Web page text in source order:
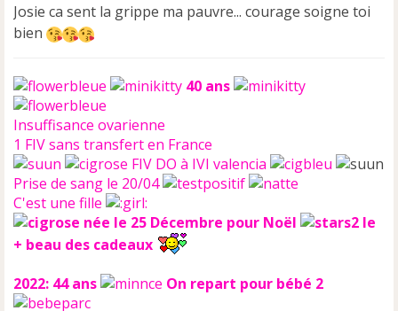
l
u
Josie ca sent la grippe ma pauvre... courage soigne toi
bien
40 ans
Insuffisance ovarienne
1 FIV sans transfert en France
FIV DO à IVI valencia
Prise de sang le 20/04
C'est une fille
née le 25 Décembre pour Noël
le
+ beau des cadeaux
2022: 44 ans
On repart pour bébé 2